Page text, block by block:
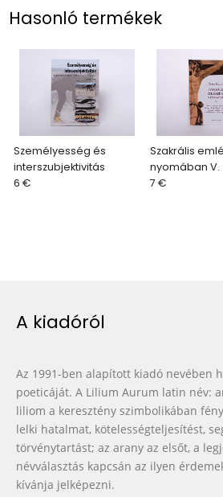
Hasonló termékek
Személyesség és
interszubjektivitás
6 €
Szakrális
nyomában V.
7 €
A kiadóról
Az 1991-ben alapított kiadó nevében
poeticáját. A Lilium Aurum latin név:
liliom a keresztény szimbolikában
lelki hatalmat, kötelességteljesítést,
törvénytartást; az arany az elsőt, a
névválasztás kapcsán az ilyen
kívánja jelképezni.